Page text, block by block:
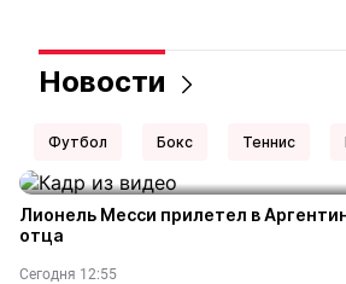
Новости
Футбол Бокс Теннис
Лионель Месси прилетел в
отца
Сегодня 12:55